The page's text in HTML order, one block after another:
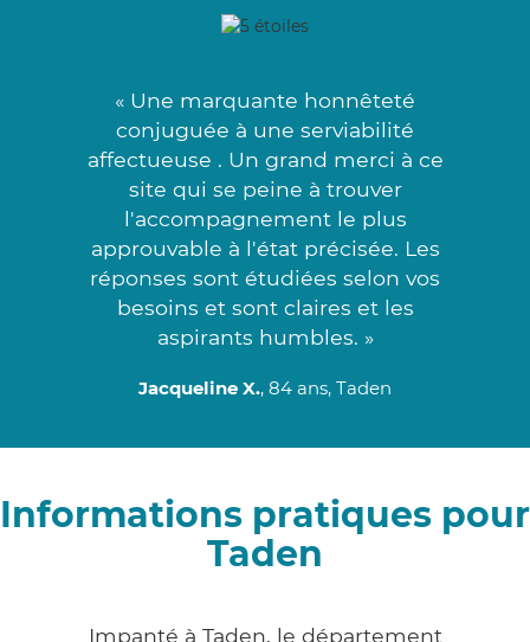
« Une marquante honnêteté
conjuguée à une serviabilité
affectueuse . Un grand merci à ce
site qui se peine à trouver
l'accompagnement le plus
approuvable à l'état précisée. Les
réponses sont étudiées selon vos
besoins et sont claires et les
aspirants humbles. »
Jacqueline X., 84 ans, Taden
Informations pratiques pour
Taden
Impanté à Taden, le département